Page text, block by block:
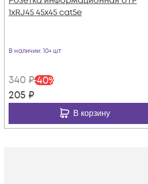
1хRJ45 45х45 cat5е
В наличии: 10+ шт
340 ₽-40%
205 ₽
В корзину